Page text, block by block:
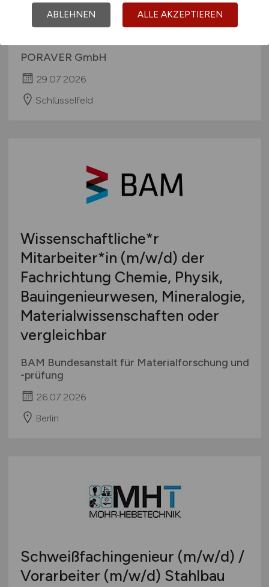
Projektleiter Forschung und
Entwicklung(m/w/d)
PORAVER GmbH
29.07.2026
Schlüsselfeld
Wissenschaftliche*r
Mitarbeiter*in (m/w/d) der
Fachrichtung Chemie, Physik,
Bauingenieurwesen, Mineralogie,
Materialwissenschaften oder
vergleichbar
BAM Bundesanstalt für Materialforschung und
-prüfung
26.07.2026
Berlin
Schweißfachingenieur (m/w/d) /
Vorarbeiter (m/w/d) Stahlbau
ABLEHNEN ALLE AKZEPTIEREN